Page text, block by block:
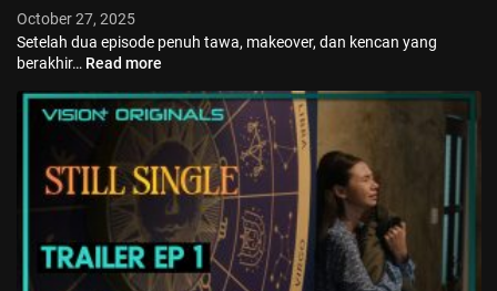
October 27, 2025
Setelah dua episode penuh tawa, makeover, dan kencan yang
berakhir… Read more